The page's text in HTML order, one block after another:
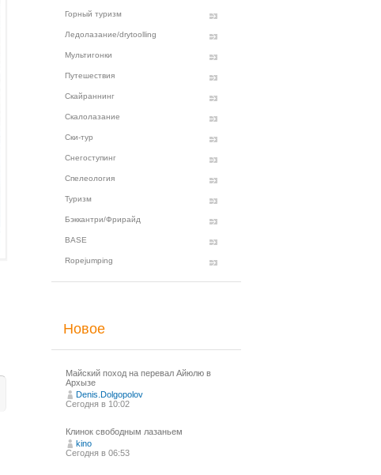
Горный туризм
Ледолазание/drytoolling
Мультигонки
Путешествия
Скайраннинг
Скалолазание
Ски-тур
Снегоступинг
Спелеология
Туризм
Бэккантри/Фрирайд
BASE
Ropejumping
Новое
Майский поход на перевал Айюлю в
Архызе
Denis.Dolgopolov
Сегодня в 10:02
Клинок свободным лазаньем
kino
Сегодня в 06:53